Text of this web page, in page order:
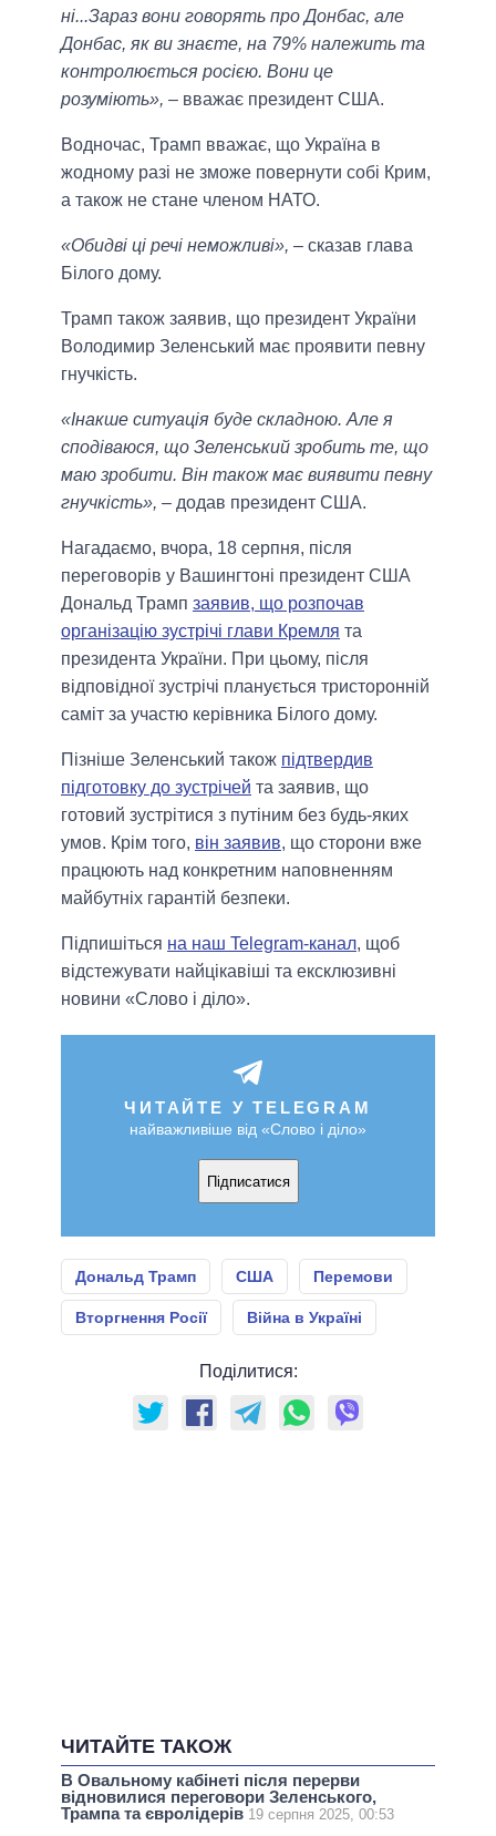
ні...Зараз вони говорять про Донбас, але
Донбас, як ви знаєте, на 79% належить та
контролюється росією. Вони це
розуміють», – вважає президент США.
Водночас, Трамп вважає, що Україна в
жодному разі не зможе повернути собі Крим,
а також не стане членом НАТО.
«Обидві ці речі неможливі», – сказав глава
Білого дому.
Трамп також заявив, що президент України
Володимир Зеленський має проявити певну
гнучкість.
«Інакше ситуація буде складною. Але я
сподіваюся, що Зеленський зробить те, що
маю зробити. Він також має виявити певну
гнучкість», – додав президент США.
Нагадаємо, вчора, 18 серпня, після
переговорів у Вашингтоні президент США
Дональд Трамп заявив, що розпочав
організацію зустрічі глави Кремля та
президента України. При цьому, після
відповідної зустрічі планується тристоронній
саміт за участю керівника Білого дому.
Пізніше Зеленський також підтвердив
підготовку до зустрічей та заявив, що
готовий зустрітися з путіним без будь-яких
умов. Крім того, він заявив, що сторони вже
працюють над конкретним наповненням
майбутніх гарантій безпеки.
Підпишіться на наш Telegram-канал, щоб
відстежувати найцікавіші та ексклюзивні
новини «Слово і діло».
ЧИТАЙТЕ У TELEGRAM
найважливіше від «Слово і діло»
Підписатися
Дональд Трамп США Перемови
Вторгнення Росії Війна в Україні
Поділитися:
ЧИТАЙТЕ ТАКОЖ
В Овальному кабінеті після перерви
відновилися переговори Зеленського,
Трампа та євролідерів 19 серпня 2025, 00:53